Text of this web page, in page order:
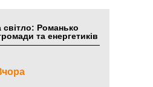
світло: Романько
та енергетиків